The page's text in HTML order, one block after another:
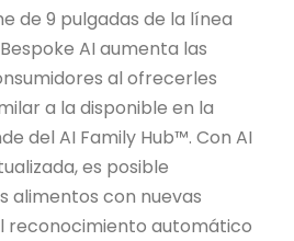
de 9 pulgadas de la línea
AI aumenta las
al ofrecerles
a la disponible en la
del AI Family Hub™. Con AI
es posible
alimentos con nuevas
reconocimiento automático